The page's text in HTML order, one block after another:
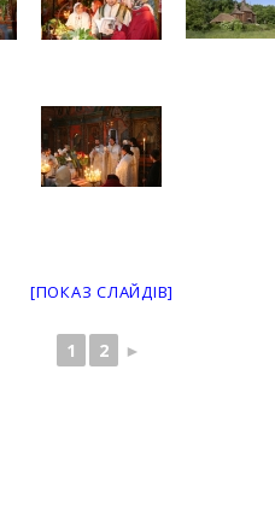
[ПОКАЗ СЛАЙДІВ]
1 2 ►